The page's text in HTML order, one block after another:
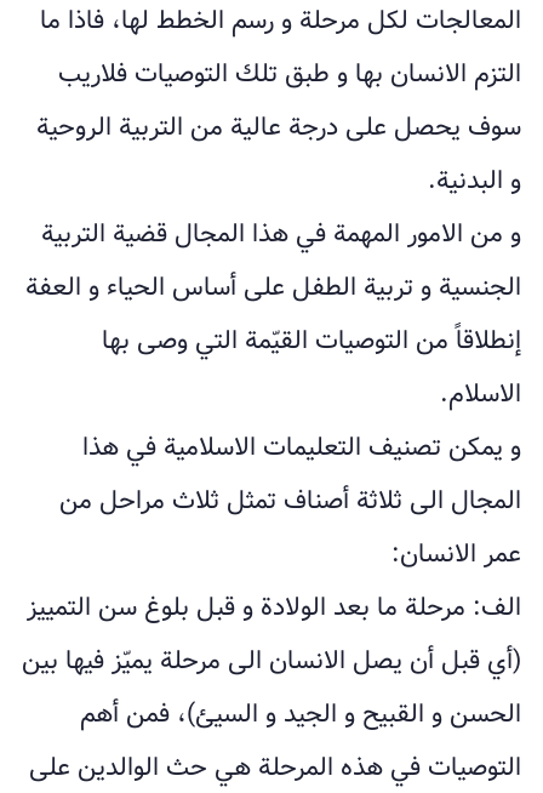
المعالجات لكل مرحلة و رسم الخطط لها، فاذا ما
التزم الانسان بها و طبق تلك التوصيات فلاريب
سوف يحصل على درجة عالية من التربية الروحية
و البدنية.
و من الامور المهمة في هذا المجال قضية التربية
الجنسية و تربية الطفل على أساس الحياء و العفة
إنطلاقاً من التوصيات القيّمة التي وصى بها
الاسلام.
و يمكن تصنيف التعليمات الاسلامية في هذا
المجال الى ثلاثة أصناف تمثل ثلاث مراحل من
عمر الانسان:
الف: مرحلة ما بعد الولادة و قبل بلوغ سن التمييز
(أي قبل أن يصل الانسان الى مرحلة يميّز فيها بين
الحسن و القبيح و الجيد و السيئ)، فمن أهم
التوصيات في هذه المرحلة هي حث الوالدين على